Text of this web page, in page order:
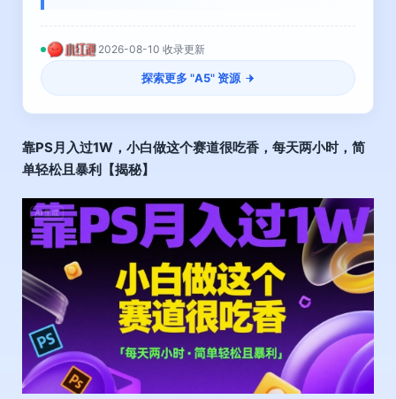
2026-08-10 收录更新
探索更多 "A5" 资源
靠PS月入过1W，小白做这个赛道很吃香，每天两小时，简
单轻松且暴利【揭秘】